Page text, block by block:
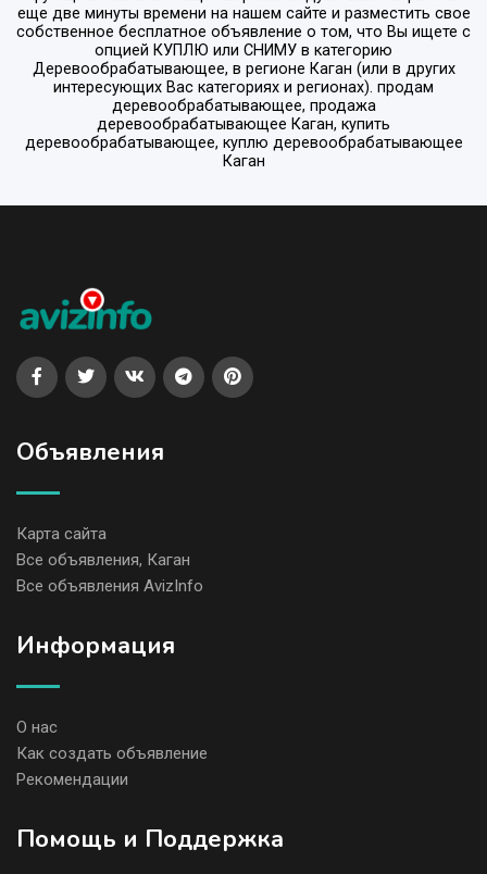
еще две минуты времени на нашем сайте и разместить свое
собственное бесплатное объявление о том, что Вы ищете с
опцией КУПЛЮ или СНИМУ в категорию
Деревообрабатывающее, в регионе Каган (или в других
интересующих Вас категориях и регионах). продам
деревообрабатывающее, продажа
деревообрабатывающее Каган, купить
деревообрабатывающее, куплю деревообрабатывающее
Каган
Объявления
Карта сайта
Все объявления, Каган
Все объявления AvizInfo
Информация
О нас
Как создать объявление
Рекомендации
Помощь и Поддержка